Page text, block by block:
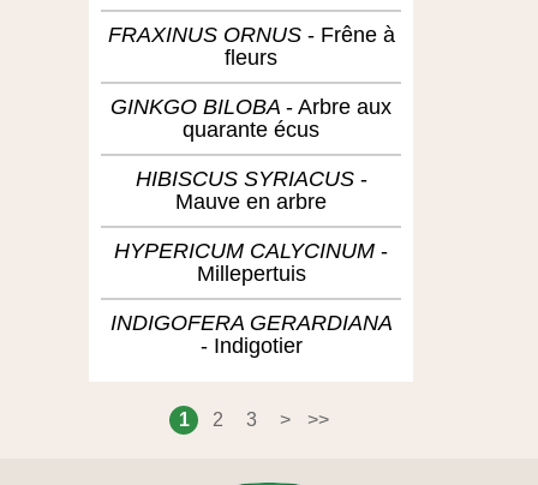
FRAXINUS ORNUS Frêne à
fleurs
GINKGO BILOBA
Arbre aux
quarante écus
HIBISCUS SYRIACUS
Mauve en arbre
HYPERICUM CALYCINUM
Millepertuis
INDIGOFERA GERARDIANA
Indigotier
1 2 3 > >>